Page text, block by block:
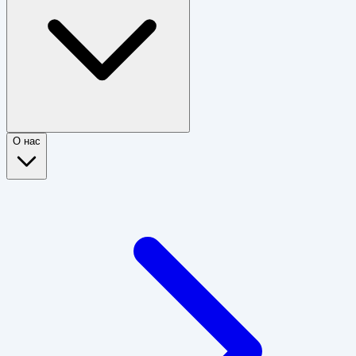
О нас